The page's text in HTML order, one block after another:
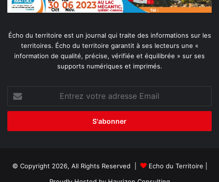
Écho du territoire est un journal qui traite des informations sur les
territoires. Écho du territoire garantit à ses lecteurs une «
information de qualité, précise, vérifiée et équilibrée » sur ses
supports numériques et imprimés.
votre
adresse
© Copyright 2026, All Rights Reserved | Echo du Territoire